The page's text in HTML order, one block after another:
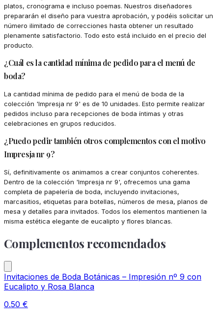
platos, cronograma e incluso poemas. Nuestros diseñadores
prepararán el diseño para vuestra aprobación, y podéis solicitar un
número ilimitado de correcciones hasta obtener un resultado
plenamente satisfactorio. Todo esto está incluido en el precio del
producto.
¿Cuál es la cantidad mínima de pedido para el menú de
boda?
La cantidad mínima de pedido para el menú de boda de la
colección 'Impresja nr 9' es de 10 unidades. Esto permite realizar
pedidos incluso para recepciones de boda íntimas y otras
celebraciones en grupos reducidos.
¿Puedo pedir también otros complementos con el motivo
Impresja nr 9?
Sí, definitivamente os animamos a crear conjuntos coherentes.
Dentro de la colección 'Impresja nr 9', ofrecemos una gama
completa de papelería de boda, incluyendo invitaciones,
marcasitios, etiquetas para botellas, números de mesa, planos de
mesa y detalles para invitados. Todos los elementos mantienen la
misma estética elegante de eucalipto y flores blancas.
Complementos recomendados
Invitaciones de Boda Botánicas – Impresión nº 9 con
Eucalipto y Rosa Blanca
0.50 €